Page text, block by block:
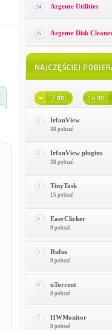
24 Argente Utilities
25 Argente Disk
1 IrfanView
38 pobrań
2 IrfanView plugins
38 pobrań
3 TinyTask
15 pobrań
4 EasyClicker
9 pobrań
5 Rufus
9 pobrań
6 uTorrent
8 pobrań
7 HWMonitor
8 pobrań